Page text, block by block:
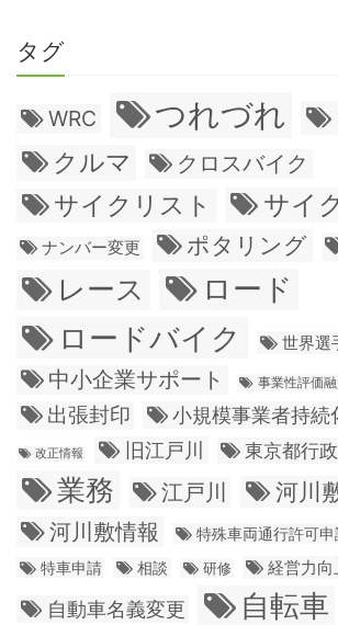
タグ
WRC つれづれ
クルマ クロスバイク
サイクリスト サイ
ナンバー変更 ポタリング
レース
ロード
ロードバイク
世界選
中小企業サポート 事業性評価
出張封印 小規模事業者持続
改正情報 旧江戸川 東京都行
業務 江戸川
河川
河川敷情報
特殊車両通行許可申
特車申請
相談 研修 経営力
自動車名義変更 自転車